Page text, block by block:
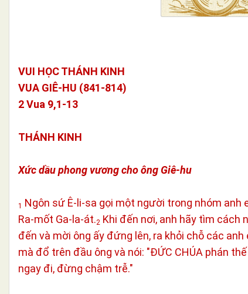
VUI HỌC THÁNH KINH
VUA GIÊ-HU (841-814)
2 Vua 9,1-13
THÁNH KINH
Xức dầu phong vương cho ông Giê-hu
1 Ngôn sứ Ê-li-sa gọi một người trong nhóm anh
Ra-mốt Ga-la-át.2 Khi đến nơi, anh hãy tìm cách
đến và mời ông ấy đứng lên, ra khỏi chỗ các
mà đổ trên đầu ông và nói: "ĐỨC CHÚA phán
ngay đi, đừng chậm trễ."